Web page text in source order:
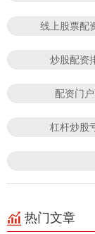
线上股票配
炒股配资
配资门
杠杆炒股
热门文章